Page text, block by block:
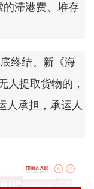
的滞港费、堆存
终结。新《海
人提取货物的，
人承担，承运人